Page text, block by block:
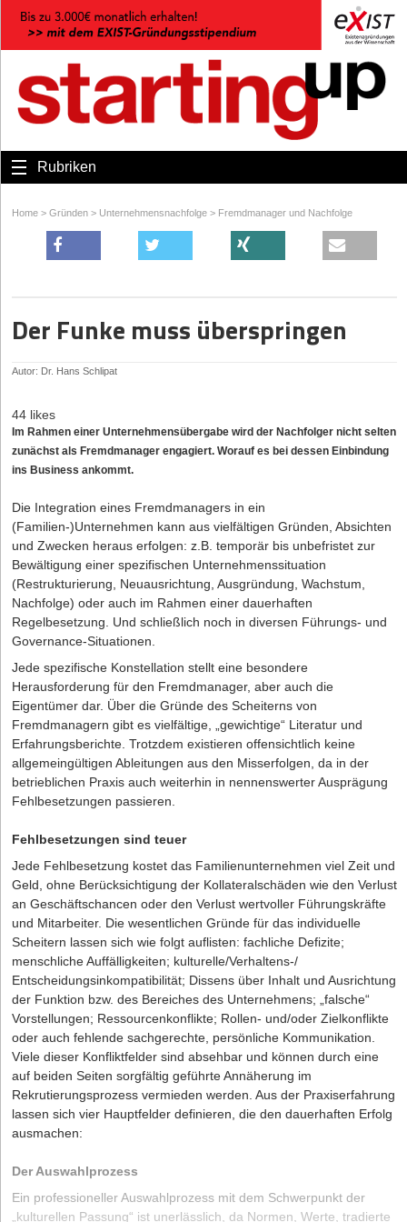
Rubriken
Home > Gründen > Unternehmensnachfolge > Fremdmanager und Nachfolge
Der Funke muss überspringen
Autor: Dr. Hans Schlipat
44 likes
Im Rahmen einer Unternehmensübergabe wird der Nachfolger nicht selten
zunächst als Fremdmanager engagiert. Worauf es bei dessen Einbindung
ins Business ankommt.
Die Integration eines Fremdmanagers in ein
(Familien-)Unternehmen kann aus vielfältigen Gründen, Absichten
und Zwecken heraus erfolgen: z.B. temporär bis unbefristet zur
Bewältigung einer spezifischen Unternehmenssituation
(Restrukturierung, Neuausrichtung, Ausgründung, Wachstum,
Nachfolge) oder auch im Rahmen einer dauerhaften
Regelbesetzung. Und schließlich noch in diversen Führungs- und
Governance-Situationen.
Jede spezifische Konstellation stellt eine besondere
Herausforderung für den Fremdmanager, aber auch die
Eigentümer dar. Über die Gründe des Scheiterns von
Fremdmanagern gibt es vielfältige, „gewichtige“ Literatur und
Erfahrungsberichte. Trotzdem existieren offensichtlich keine
allgemeingültigen Ableitungen aus den Misserfolgen, da in der
betrieblichen Praxis auch weiterhin in nennenswerter Ausprägung
Fehlbesetzungen passieren.
Fehlbesetzungen sind teuer
Jede Fehlbesetzung kostet das Familienunternehmen viel Zeit und
Geld, ohne Berücksichtigung der Kollateralschäden wie den Verlust
an Geschäftschancen oder den Verlust wertvoller Führungskräfte
und Mitarbeiter. Die wesentlichen Gründe für das individuelle
Scheitern lassen sich wie folgt auflisten: fachliche Defizite;
menschliche Auffälligkeiten; kulturelle/Verhaltens-/
Entscheidungsinkompatibilität; Dissens über Inhalt und Ausrichtung
der Funktion bzw. des Bereiches des Unternehmens; „falsche“
Vorstellungen; Ressourcenkonflikte; Rollen- und/oder Zielkonflikte
oder auch fehlende sachgerechte, persönliche Kommunikation.
Viele dieser Konfliktfelder sind absehbar und können durch eine
auf beiden Seiten sorgfältig geführte Annäherung im
Rekrutierungsprozess vermieden werden. Aus der Praxiserfahrung
lassen sich vier Hauptfelder definieren, die den dauerhaften Erfolg
ausmachen:
Der Auswahlprozess
Ein professioneller Auswahlprozess mit dem Schwerpunkt der
„kulturellen Passung“ ist unerlässlich, da Normen, Werte, tradierte